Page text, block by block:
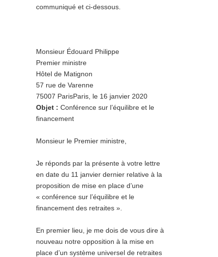
communiqué et ci-dessous.
Monsieur Édouard Philippe
Premier ministre
Hôtel de Matignon
57 rue de Varenne
75007 ParisParis, le 16 janvier 2020
Objet : Conférence sur l’équilibre et le
financement
Monsieur le Premier ministre,
Je réponds par la présente à votre lettre
en date du 11 janvier dernier relative à la
proposition de mise en place d’une
« conférence sur l’équilibre et le
financement des retraites ».
En premier lieu, je me dois de vous dire à
nouveau notre opposition à la mise en
place d’un système universel de retraites